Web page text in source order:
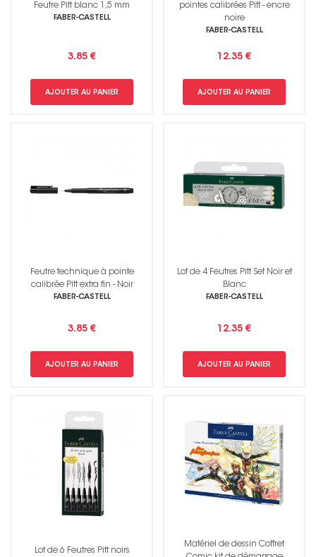
Feutre Pitt blanc 1,5 mm
FABER-CASTELL
3.85 €
AJOUTER AU PANIER
pointes calibrées Pitt - encre
noire
FABER-CASTELL
12.35 €
AJOUTER AU PANIER
Feutre technique à pointe
calibrée Pitt extra fin - Noir
FABER-CASTELL
3.85 €
AJOUTER AU PANIER
Lot de 4 Feutres Pitt Set Noir et
Blanc
FABER-CASTELL
12.35 €
AJOUTER AU PANIER
Lot de 6 Feutres Pitt noirs
Matériel de dessin Coffret